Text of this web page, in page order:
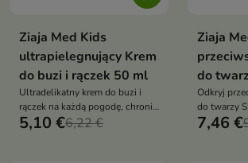
Ziaja Med Kids
ultrapielegnujący Krem
do buzi i rączek 50 ml
Ultradelikatny krem do buzi i
rączek na każdą pogodę, chroni i
nawilża skórę dziecka od 1. dnia
5,10 €6,22 €
Ziaja
do
Odkryj
do twarzy
wysoką
7,46 €